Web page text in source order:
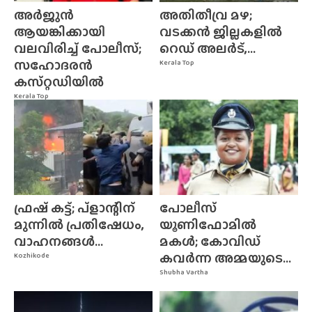
Kerala Top
അർജുൻ
ആയങ്കിക്കായി
വലവിരിച്ച് പോലീസ്;
സഹോദരൻ
കസ്‌റ്റഡിയിൽ
Kerala Top
അതിതീവ്ര മഴ;
വടക്കൻ ജില്ലകളിൽ
റെഡ് അലർട്,...
Kozhikode
ഫ്രഷ് കട്ട്; പ്ളാന്റിന്
മുന്നിൽ പ്രതിഷേധം,
വാഹനങ്ങൾ...
Shubha Vartha
പോലീസ്
യൂണിഫോമിൽ
മകൾ; കോവിഡ്
കവർന്ന അമ്മയുടെ...